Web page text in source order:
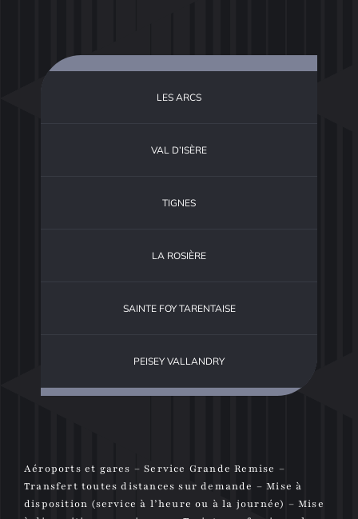
LES ARCS
VAL D’ISÈRE
TIGNES
LA ROSIÈRE
SAINTE FOY TARENTAISE
PEISEY VALLANDRY
Aéroports et gares – Service Grande Remise –
Transfert toutes distances sur demande – Mise à
disposition (service à l’heure ou à la journée) – Mise